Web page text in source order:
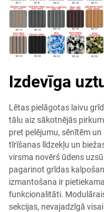
Izdevīga
Lētas pielāgotas laivu
tālu aiz sākotnējās
pret pelējumu, sēnītēm
tīrīšanas līdzekļu un
virsma novērš ūdens
pagarinot grīdas
izmantošana ir
funkcionalitāti.
sekcijas, nevajadzīgā